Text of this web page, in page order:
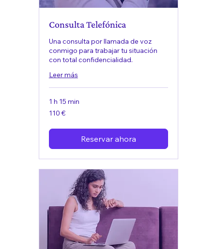
Consulta Telefónica
Una consulta por llamada de voz
conmigo para trabajar tu situación
con total confidencialidad.
Leer más
1 h 15 min
110
euros
110 €
Reservar ahora